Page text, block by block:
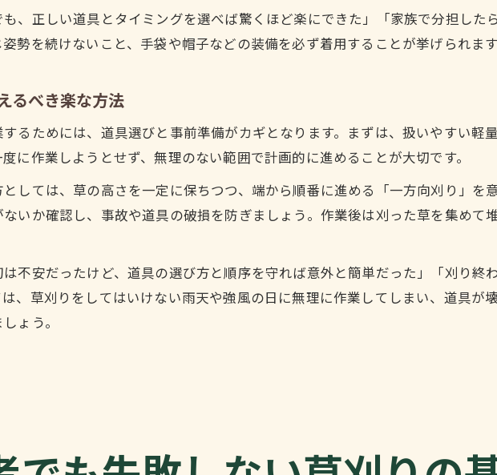
、正しい道具とタイミングを選べば驚くほど楽にできた」「家族で分担した
勢を続けないこと、手袋や帽子などの装備を必ず着用することが挙げられま
るべき楽な方法
るためには、道具選びと事前準備がカギとなります。まずは、扱いやすい軽
に作業しようとせず、無理のない範囲で計画的に進めることが大切です。
しては、草の高さを一定に保ちつつ、端から順番に進める「一方向刈り」を
いか確認し、事故や道具の破損を防ぎましょう。作業後は刈った草を集めて
不安だったけど、道具の選び方と順序を守れば意外と簡単だった」「刈り
、草刈りをしてはいけない雨天や強風の日に無理に作業してしまい、道具が
ょう。